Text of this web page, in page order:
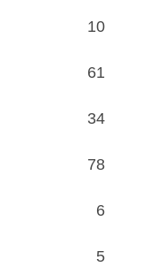
10
61
34
78
6
5